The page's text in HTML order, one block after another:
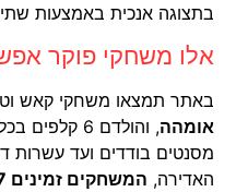
בתצוגה אנכית באמצעות שתי
אלו משחקי פוקר
באתר תמצאו משחקי קאש
אומהה
, והולדם 6
מסנטים בודדים ועד עשרות
האדירה,המשחקים זמינים 24/7